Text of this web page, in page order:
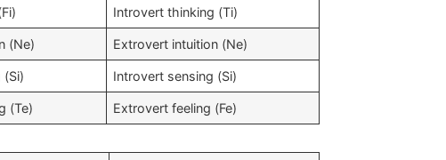
Introvert thinking (Ti)
(Ne) Extrovert intuition (Ne)
Introvert sensing (Si)
(Te) Extrovert feeling (Fe)